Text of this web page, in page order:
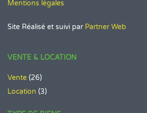
Mentions légales
Site Réalisé et suivi par Partner Web
VENTE & LOCATION
Vente (26)
Location (3)